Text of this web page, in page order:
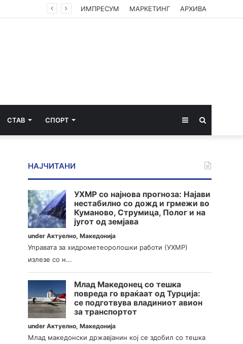
ИМПРЕСУМ МАРКЕТИНГ АРХИВА
СТАВ СПОРТ Sidebar
НАЈЧИТАНИ
УХМР со најнова прогноза: Најави
нестабилно со дожд и грмежи во
Куманово, Струмица, Полог и на
југот од земјава
underАктуелно,Македонија
Управата за хидрометеоролошки работи (УХМР)
излезе со н...
Млад Македонец со тешка
повреда го враќаат од Турција:
се подготвува владиниот авион
за транспортот
underАктуелно,Македонија
Млад македонски државјанин кој се здобил со тешка